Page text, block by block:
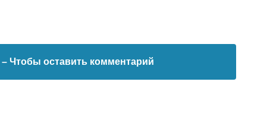
– Чтобы оставить комментарий